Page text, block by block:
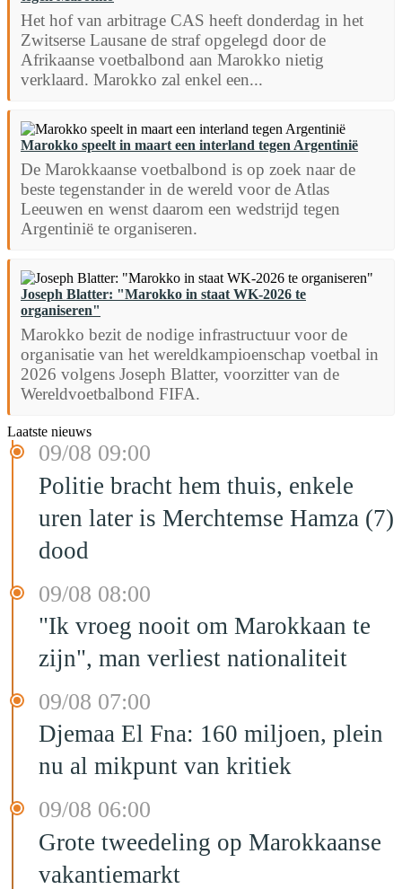
Het hof van arbitrage CAS heeft donderdag in het
Zwitserse Lausane de straf opgelegd door de
Afrikaanse voetbalbond aan Marokko nietig
verklaard. Marokko zal enkel een...
Marokko speelt in maart een interland tegen Argentinië
De Marokkaanse voetbalbond is op zoek naar de
beste tegenstander in de wereld voor de Atlas
Leeuwen en wenst daarom een wedstrijd tegen
Argentinië te organiseren.
Joseph Blatter: "Marokko in staat WK-2026 te
organiseren"
Marokko bezit de nodige infrastructuur voor de
organisatie van het wereldkampioenschap voetbal in
2026 volgens Joseph Blatter, voorzitter van de
Wereldvoetbalbond FIFA.
Laatste nieuws
09/08 09:00
Politie bracht hem thuis, enkele
uren later is Merchtemse Hamza (7)
dood
09/08 08:00
"Ik vroeg nooit om Marokkaan te
zijn", man verliest nationaliteit
09/08 07:00
Djemaa El Fna: 160 miljoen, plein
nu al mikpunt van kritiek
09/08 06:00
Grote tweedeling op Marokkaanse
vakantiemarkt